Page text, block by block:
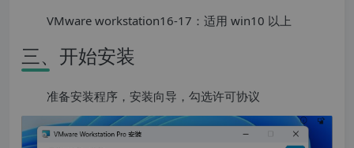
VMware workstation16-17：适用 win10 以上
三、开始安装
准备安装程序，安装向导，勾选许可协议